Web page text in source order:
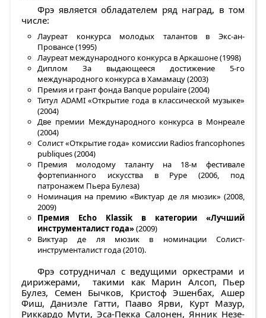
Фрэ является обладателем ряд наград, в том
числе:
Лауреат конкурса молодых талантов в Экс-ан-
Провансе (1995)
Лауреат международного конкурса в Аркашоне (1998)
Диплом За выдающееся достижение 5-го
международного конкурса в Хамамацу (2003)
Премия и грант фонда Banque populaire (2004)
Титул ADAMI «Открытие года в классической музыке»
(2004)
Две премии Международного конкурса в Монреале
(2004)
Солист «Открытие года» комиссии Radios francophones
publiques (2004)
Премия молодому таланту на 18-м фестивале
фортепианного искусства в Руре (2006, под
патронажем Пьера Булеза)
Номинация на премию «Виктуар де ля мюзик» (2008,
2009)
Премия Echo Klassik в категории «Лучший
инструменталист года»(2009)
Виктуар де ля мюзик в номинации Солист-
инструменталист года (2010).
Фрэ сотрудничал с ведущими оркестрами и
дирижерами, такими как Марин Алсоп, Пьер
Булез, Семен Бычков, Кристоф Эшенбах, Ашер
Фиш, Даниэле Гатти, Пааво Ярви, Курт Мазур,
Риккардо Мути, Эса-Пекка Салонен, Янник Незе-